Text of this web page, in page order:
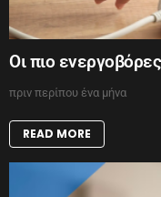
Οι πιο
πριν περίπου ένα μήνα
READ MORE